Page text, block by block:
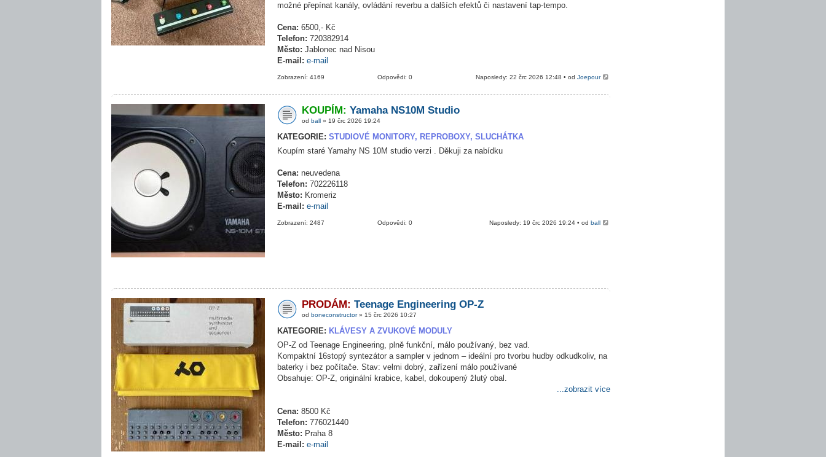
možné přepínat kanály, ovládání reverbu a dalších efektů či nastavení tap-tempo.
Cena: 6500,- Kč
Telefon: 720382914
Město: Jablonec nad Nisou
E-mail: e-mail
Naposledy: 22 črc 2026 12:48 • odJoepour
Odpovědi: 0
Zobrazení: 4169
KOUPÍM: Yamaha NS10M Studio
od ball » 19 črc 2026 19:24
KATEGORIE: STUDIOVÉ MONITORY, REPROBOXY, SLUCHÁTKA
Koupím staré Yamahy NS 10M studio verzi . Děkuji za nabídku
Cena: neuvedena
Telefon: 702226118
Město: Kromeriz
E-mail: e-mail
Naposledy: 19 črc 2026 19:24 • odball
Odpovědi: 0
Zobrazení: 2487
PRODÁM: Teenage Engineering OP-Z
od boneconstructor» 15 črc 2026 10:27
KATEGORIE: KLÁVESY A ZVUKOVÉ MODULY
OP-Z od Teenage Engineering, plně funkční, málo používaný, bez vad.
Kompaktní 16stopý syntezátor a sampler v jednom – ideální pro tvorbu hudby odkudkoliv, na
baterky i bez počítače. Stav: velmi dobrý, zařízení málo používané
Obsahuje: OP-Z, originální krabice, kabel, dokoupený žlutý obal.
...zobrazit více
Cena: 8500 Kč
Telefon: 776021440
Město: Praha 8
E-mail: e-mail